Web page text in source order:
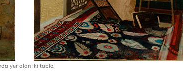
yer alan iki tablo.